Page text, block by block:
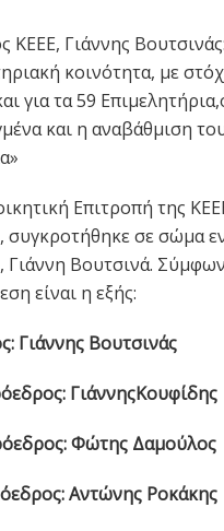
ΚΕΕΕ, Γιάννης
κοινότητα, με
για τα 59
και η αναβάθμιση
Επιτροπή της
συγκροτήθηκε σε σώμα
Βουτσινά.
είναι η εξής:
Γιάννης Βουτσινάς
ΓιάννηςΚουφίδης
Φώτης Δαμούλος
Αντώνης Ροκάκης